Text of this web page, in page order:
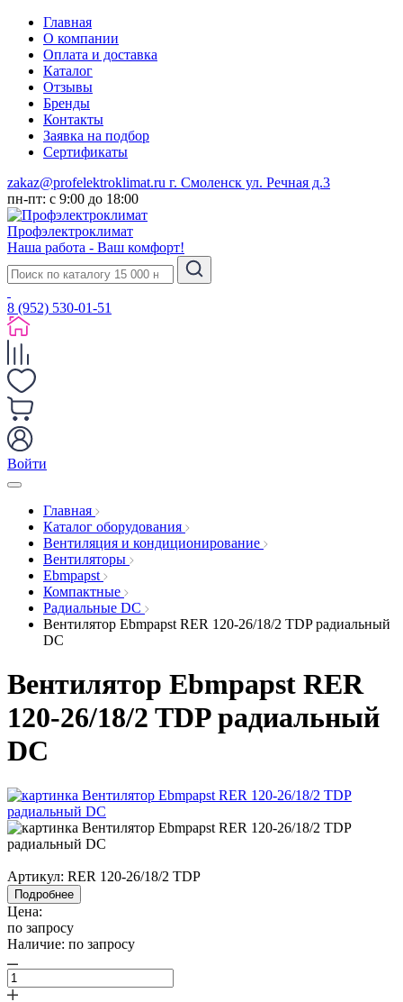
Главная
О компании
Оплата и доставка
Каталог
Отзывы
Бренды
Контакты
Заявка на подбор
Сертификаты
zakaz@profelektroklimat.ru г. Смоленск ул. Речная д.3
пн-пт: с 9:00 до 18:00
Профэлектроклимат
Наша работа - Ваш комфорт!
8 (952) 530-01-51
Войти
Главная
Каталог оборудования
Вентиляция и кондиционирование
Вентиляторы
Ebmpapst
Компактные
Радиальные DC
Вентилятор Ebmpapst RER 120-26/18/2 TDP радиальный
DC
Вентилятор Ebmpapst RER
120-26/18/2 TDP радиальный
DC
Артикул: RER 120-26/18/2 TDP
Подробнее
Цена:
по запросу
Наличие: по запросу